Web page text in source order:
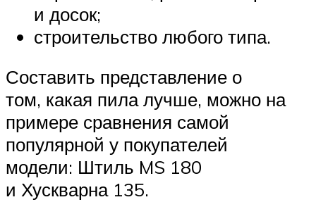
и досок;
строительство любого типа.
Составить представление о
том, какая пила лучше, можно на
примере сравнения самой
популярной у покупателей
модели: Штиль MS 180
и Хускварна 135.